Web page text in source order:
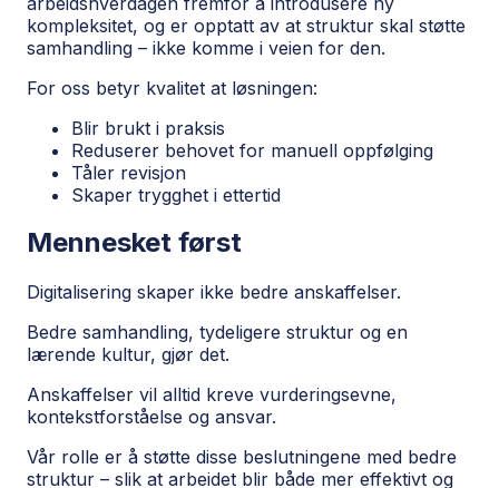
kompleksitet, og er opptatt av at struktur skal støtte
samhandling – ikke komme i veien for den.
For oss betyr kvalitet at løsningen:
Blir brukt i praksis
Reduserer behovet for manuell oppfølging
Tåler revisjon
Skaper trygghet i ettertid
Mennesket først
Digitalisering skaper ikke bedre anskaffelser.
Bedre samhandling, tydeligere struktur og en
lærende kultur, gjør det.
Anskaffelser vil alltid kreve vurderingsevne,
kontekstforståelse og ansvar.
Vår rolle er å støtte disse beslutningene med bedre
struktur – slik at arbeidet blir både mer effektivt og